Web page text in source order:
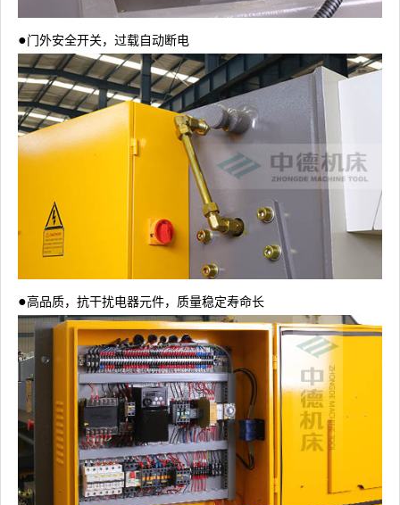
●门外安全开关，过载自动断电
●高品质，抗干扰电器元件，质量稳定寿命长